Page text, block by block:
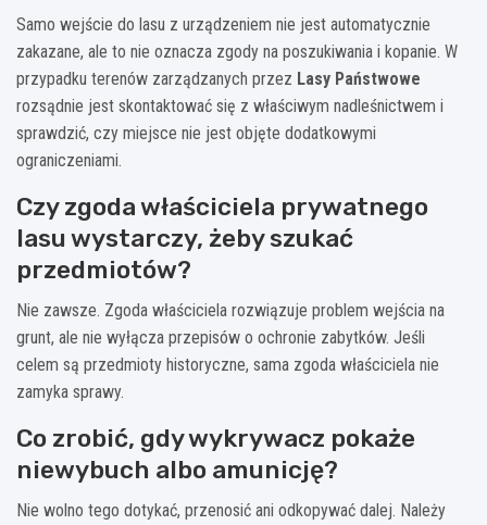
Samo wejście do lasu z urządzeniem nie jest automatycznie
zakazane, ale to nie oznacza zgody na poszukiwania i kopanie. W
przypadku terenów zarządzanych przez Lasy Państwowe
rozsądnie jest skontaktować się z właściwym nadleśnictwem i
sprawdzić, czy miejsce nie jest objęte dodatkowymi
ograniczeniami.
Czy zgoda właściciela prywatnego
lasu wystarczy, żeby szukać
przedmiotów?
Nie zawsze. Zgoda właściciela rozwiązuje problem wejścia na
grunt, ale nie wyłącza przepisów o ochronie zabytków. Jeśli
celem są przedmioty historyczne, sama zgoda właściciela nie
zamyka sprawy.
Co zrobić, gdy wykrywacz pokaże
niewybuch albo amunicję?
Nie wolno tego dotykać, przenosić ani odkopywać dalej. Należy